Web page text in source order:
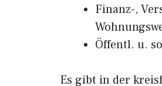
Finanz-,
Öffentl. u.
Es gibt in der